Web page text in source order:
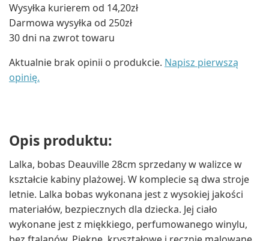
Wysyłka kurierem od 14,20zł
Darmowa wysyłka od 250zł
30 dni na zwrot towaru
Aktualnie brak opinii o produkcie. Napisz pierwszą
opinię.
Opis produktu:
Lalka, bobas Deauville 28cm sprzedany w walizce w
kształcie kabiny plażowej. W komplecie są dwa stroje
letnie. Lalka bobas wykonana jest z wysokiej jakości
materiałów, bezpiecznych dla dziecka. Jej ciało
wykonane jest z miękkiego, perfumowanego winylu,